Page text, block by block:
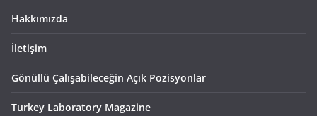
Hakkımızda
İletişim
Gönüllü Çalışabileceğin Açık Pozisyonlar
Turkey Laboratory Magazine